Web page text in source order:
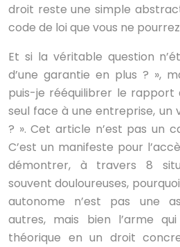
droit reste une simple
code de loi que vous ne
Et si la véritable question
d’une garantie en plus ? »,
puis-je rééquilibrer le rapport
seul face à une entreprise, un
? ». Cet article n’est pas un
C’est un manifeste pour
démontrer, à travers 8
souvent douloureuses,
autonome n’est pas une
autres, mais bien l’arme
théorique en un droit